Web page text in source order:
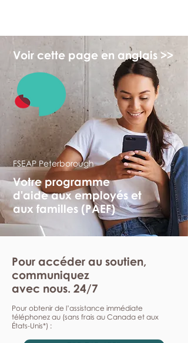
Voir cette page en anglais >>
FSEAP Peterborough
Votre programme
d'aide aux employés et
aux familles (PAEF)
Pour accéder au soutien,
communiquez
avec nous. 24/7
Pour obtenir de l’assistance immédiate
téléphonez au (sans frais au Canada et aux
États-Unis*) :